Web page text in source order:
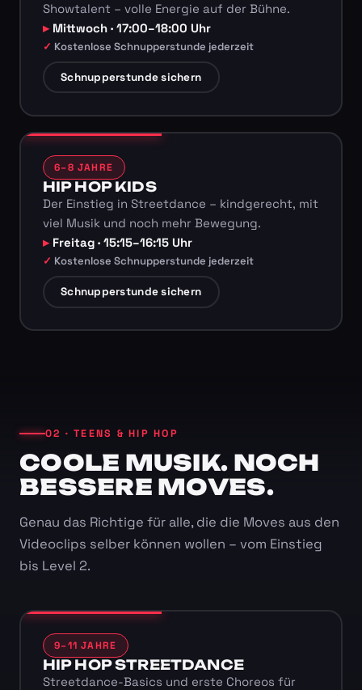
Showtalent – volle Energie auf der Bühne.
Mittwoch · 17:00–18:00 Uhr
Kostenlose Schnupperstunde jederzeit
Schnupperstunde sichern
6–8 JAHRE
HIP HOP KIDS
Der Einstieg in Streetdance – kindgerecht, mit
viel Musik und noch mehr Bewegung.
Freitag · 15:15–16:15 Uhr
Kostenlose Schnupperstunde jederzeit
Schnupperstunde sichern
02 · TEENS & HIP HOP
COOLE MUSIK. NOCH
BESSERE MOVES.
Genau das Richtige für alle, die die Moves aus den
Videoclips selber können wollen – vom Einstieg
bis Level 2.
9–11 JAHRE
HIP HOP STREETDANCE
Streetdance-Basics und erste Choreos für